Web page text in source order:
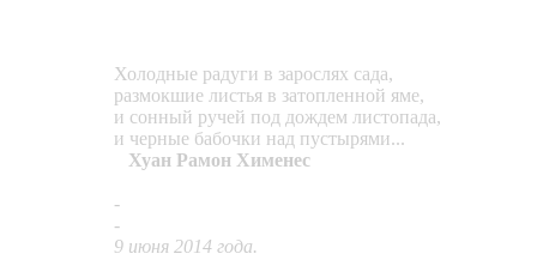
Холодные радуги в зарослях сада,
размокшие листья в затопленной яме,
и сонный ручей под дождем листопада,
и черные бабочки над пустырями...
Хуан Рамон Хименес
-
-
9 июня 2014 года.